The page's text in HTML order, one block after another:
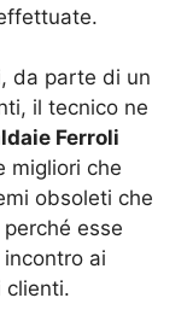
da parte di un
il tecnico ne
Ferroli
migliori che
obsoleti che
esse
ai
clienti.